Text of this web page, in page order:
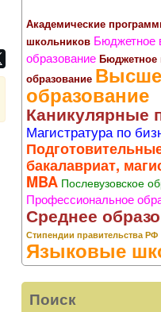
Академические
школьников Бюджетное
образование Бюджетное
образование
образование
Каникулярные
Магистратура по
бакалавриат,
MBA Послевузовское
Профессиональное
Среднее
Стипендии правительства РФ
Языковые
Поиск